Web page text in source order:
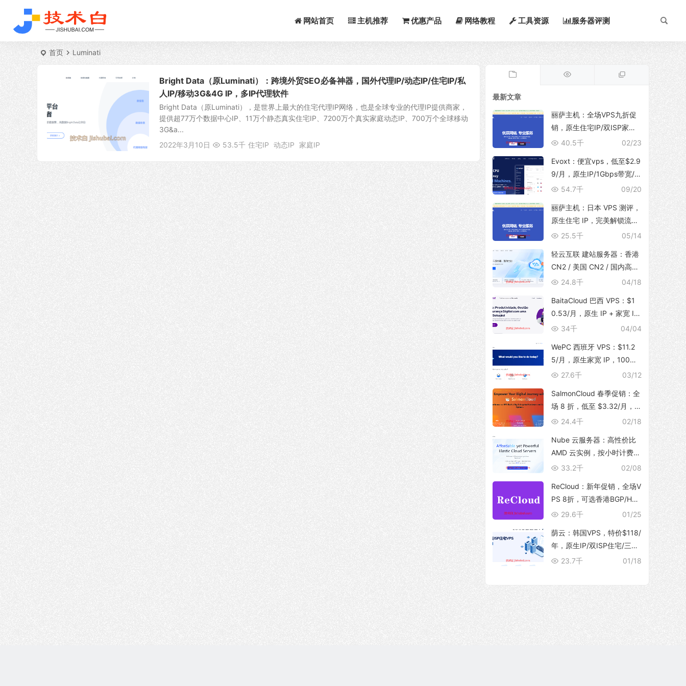
网站首页 主机推荐 优惠产品 网络教程 工具资源 服务器评测
首页 Luminati
Bright Data（原Luminati）：跨境外贸SEO必备神器，国外代理IP/动态IP/住宅IP/私
人IP/移动3G&4G IP，多IP代理软件
Bright Data（原Luminati），是世界上最大的住宅代理IP网络，也是全球专业的代理IP提供商家，
提供超77万个数据中心IP、11万个静态真实住宅IP、7200万个真实家庭动态IP、700万个全球移动
3G&a...
2022年3月10日
53.5千 住宅IP 动态IP 家庭IP
最新文章
丽萨主机：全场VPS九折促
销，原生住宅IP/双ISP家
宽，支持TikTok运营、解锁
务
02/23
40.5千
Evoxt：便宜vps，低至$2.9
9/月，原生IP/1Gbps带宽/
支持新增多个IP地址，可选
印尼/马来西亚/美国/德国/英
国/波兰等地区
09/20
54.7千
丽萨主机：日本 VPS 测评，
原生住宅 IP，完美解锁流媒
体，支持 TikTok 运营，129
05/14
25.5千
轻云互联 建站服务器：香港
CN2 / 美国 CN2 / 国内高防
BGP，无限流量，建站首选
04/18
24.8千
BaitaCloud 巴西 VPS：$1
0.53/月，原生 IP + 家宽 IS
P，100Mbps 无限流量04/04
34千
WePC 西班牙 VPS：$11.2
5/月，原生家宽 IP，100Mb
ps 带宽，1T 流量，支持 Tik
03/12
27.6千
SalmonCloud 春季促销：全
场 8 折，低至 $3.32/月，
高性能 CPU + 10Gbps 大带
区
02/18
24.4千
Nube 云服务器：高性价比
AMD 云实例，按小时计费，
10Gbps 大带宽，解锁流媒
02/08
33.2千
ReCloud：新年促销，全场V
PS 8折，可选香港BGP/HG
C、台湾TFN/Hinet家宽、马
01/25
29.6千
荫云：韩国VPS，特价$118/
年，原生IP/双ISP住宅/三网
优化直连/250M带宽@5T流
01/18
23.7千